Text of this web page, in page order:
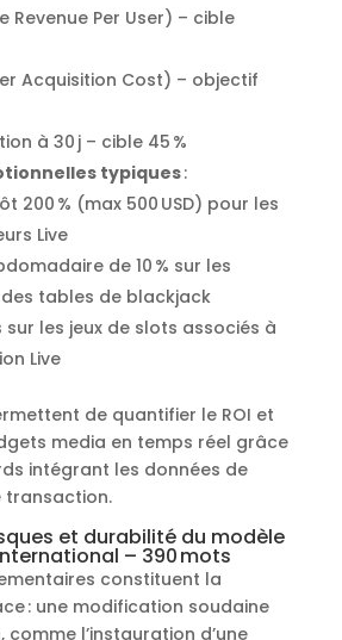
Revenue Per User) – cible
Acquisition Cost) – objectif
à 30 j – cible 45 %
typiques:
200 % (max 500 USD) pour les
Live
de 10 % sur les
tables de blackjack
les jeux de slots associés à
Live
de quantifier le ROI et
media en temps réel grâce
intégrant les données de
transaction.
et durabilité du modèle
– 390 mots
constituent la
: une modification soudaine
l’instauration d’une